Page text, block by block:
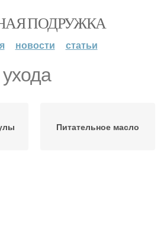
ПОДРУЖКА
новости статьи
Питательное масло